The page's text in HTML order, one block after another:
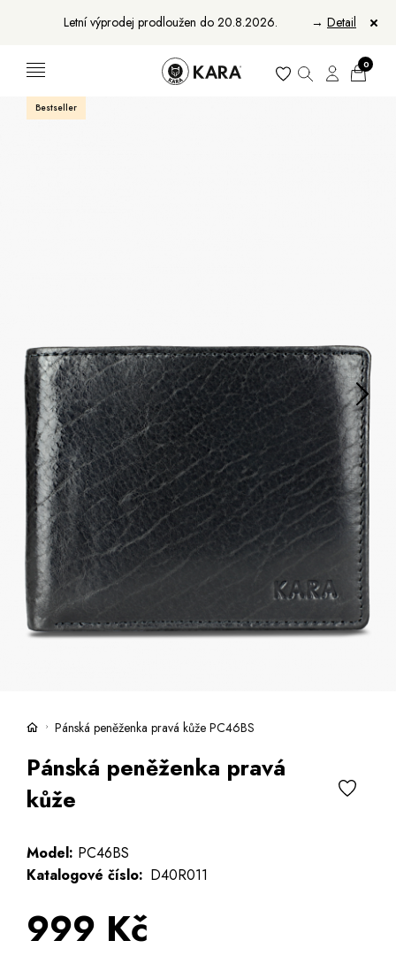
Letní výprodej prodloužen do 20.8.2026. → Detail
Manikúry
Kufry -21 % Prodejny Služby
Kara klub
Dárkové poukazy
Extra výhodné
Slevy
Bundy a kabáty -50 %
Česky Slovensky
0
Bestseller
Pánská peněženka pravá kůže PC46BS
Pánská peněženka pravá
kůže
Model: PC46BS
Katalogové číslo: D40R011
999 Kč